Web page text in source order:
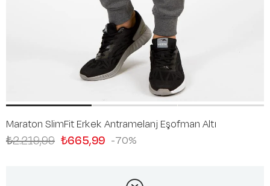
Maraton SlimFit Erkek Antramelanj Eşofman Altı
70
₺2.219,99 ₺665,99